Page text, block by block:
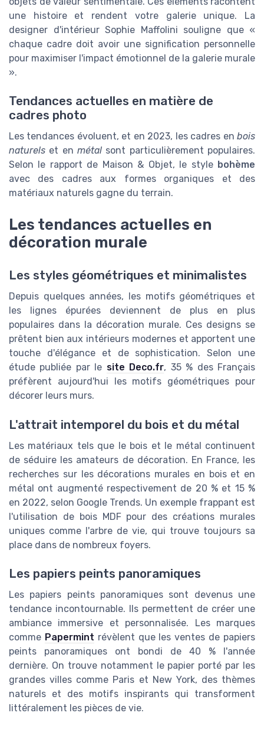
une histoire et rendent votre galerie unique. La
designer d'intérieur Sophie Maffolini souligne que «
chaque cadre doit avoir une signification personnelle
pour maximiser l'impact émotionnel de la galerie murale
».
Tendances actuelles en matière de
cadres photo
Les tendances évoluent, et en 2023, les cadres en bois
naturels et en métal sont particulièrement populaires.
Selon le rapport de Maison & Objet, le style bohème
avec des cadres aux formes organiques et des
matériaux naturels gagne du terrain.
Les tendances actuelles en
décoration murale
Les styles géométriques et minimalistes
Depuis quelques années, les motifs géométriques et
les lignes épurées deviennent de plus en plus
populaires dans la décoration murale. Ces designs se
prêtent bien aux intérieurs modernes et apportent une
touche d'élégance et de sophistication. Selon une
étude publiée par le site Deco.fr, 35 % des Français
préfèrent aujourd'hui les motifs géométriques pour
décorer leurs murs.
L'attrait intemporel du bois et du métal
Les matériaux tels que le bois et le métal continuent
de séduire les amateurs de décoration. En France, les
recherches sur les décorations murales en bois et en
métal ont augmenté respectivement de 20 % et 15 %
en 2022, selon Google Trends. Un exemple frappant est
l'utilisation de bois MDF pour des créations murales
uniques comme l'arbre de vie, qui trouve toujours sa
place dans de nombreux foyers.
Les papiers peints panoramiques
Les papiers peints panoramiques sont devenus une
tendance incontournable. Ils permettent de créer une
ambiance immersive et personnalisée. Les marques
comme Papermint révèlent que les ventes de papiers
peints panoramiques ont bondi de 40 % l'année
dernière. On trouve notamment le papier porté par les
grandes villes comme Paris et New York, des thèmes
naturels et des motifs inspirants qui transforment
littéralement les pièces de vie.